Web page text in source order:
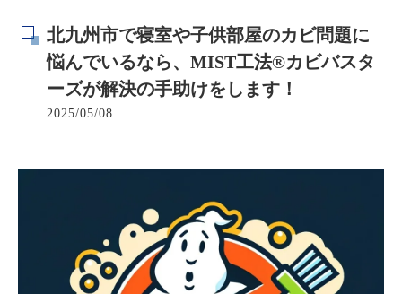
北九州市で寝室や子供部屋のカビ問題に
悩んでいるなら、MIST工法®カビバスタ
ーズが解決の手助けをします！
2025/05/08